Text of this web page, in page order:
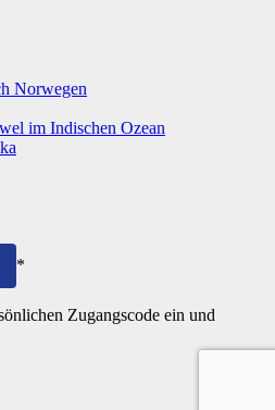
Norwegen
im Indischen Ozean
*
Zugangscode ein und